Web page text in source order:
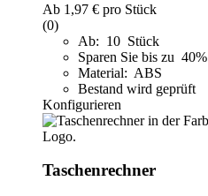
Ab 1,97 € pro Stück
(0)
Ab: 10 Stück
Sparen Sie bis zu 40%
Material: ABS
Bestand wird geprüft
Konfigurieren
Taschenrechner